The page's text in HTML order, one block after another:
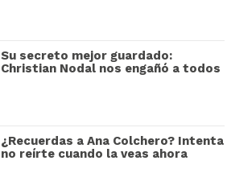
Su secreto mejor guardado:
Christian Nodal nos engañó a todos
¿Recuerdas a Ana Colchero? Intenta
no reírte cuando la veas ahora